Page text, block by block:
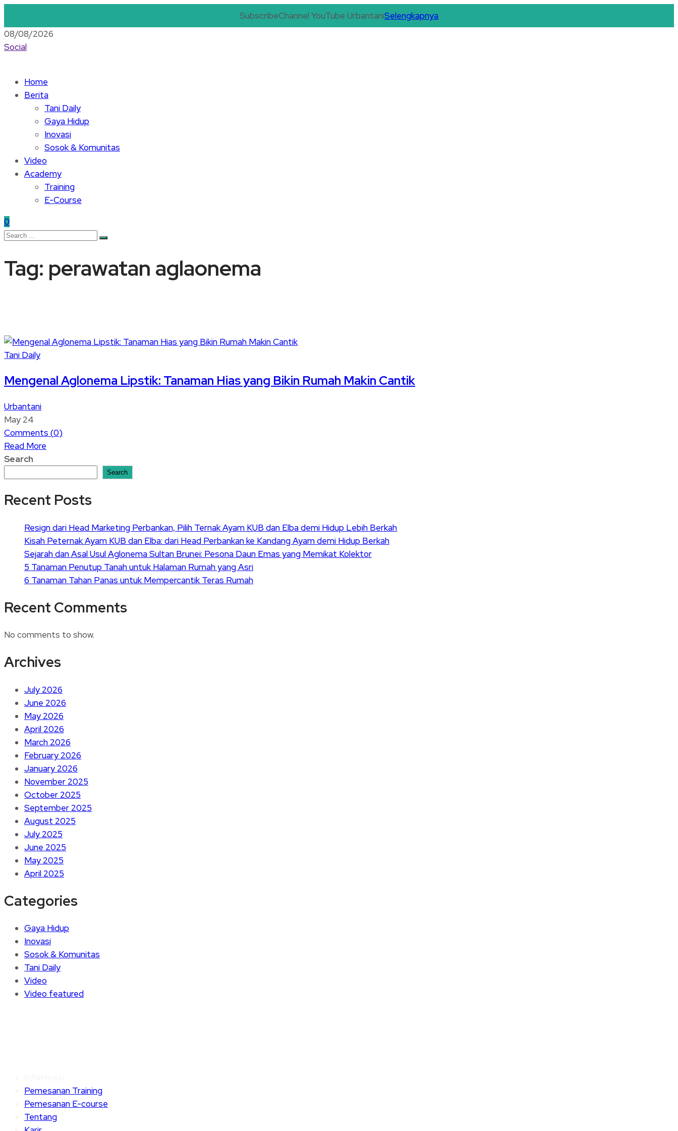
SubscribeChannel YouTube UrbantaniSelengkapnya
08/08/2026
Social
Home
Berita
Tani Daily
Gaya Hidup
Inovasi
Sosok & Komunitas
Video
Academy
Training
E-Course
0
Tag: perawatan aglaonema
Tani Daily
Mengenal Aglonema Lipstik: Tanaman Hias yang Bikin Rumah Makin Cantik
Urbantani
May 24
Comments (0)
Read More
Search
Search
Recent Posts
Resign dari Head Marketing Perbankan, Pilih Ternak Ayam KUB dan Elba demi Hidup Lebih Berkah
Kisah Peternak Ayam KUB dan Elba: dari Head Perbankan ke Kandang Ayam demi Hidup Berkah
Sejarah dan Asal Usul Aglonema Sultan Brunei: Pesona Daun Emas yang Memikat Kolektor
5 Tanaman Penutup Tanah untuk Halaman Rumah yang Asri
6 Tanaman Tahan Panas untuk Mempercantik Teras Rumah
Recent Comments
No comments to show.
Archives
July 2026
June 2026
May 2026
April 2026
March 2026
February 2026
January 2026
November 2025
October 2025
September 2025
August 2025
July 2025
June 2025
May 2025
April 2025
Categories
Gaya Hidup
Inovasi
Sosok & Komunitas
Tani Daily
Video
Video featured
Pemesanan Training
Pemesanan E-course
Tentang